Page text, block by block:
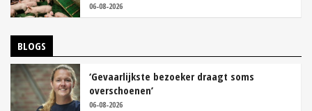
06-08-2026
BLOGS
‘Gevaarlijkste bezoeker draagt soms
overschoenen’
06-08-2026